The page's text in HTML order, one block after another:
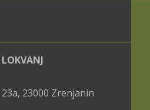
23000 Zrenjanin